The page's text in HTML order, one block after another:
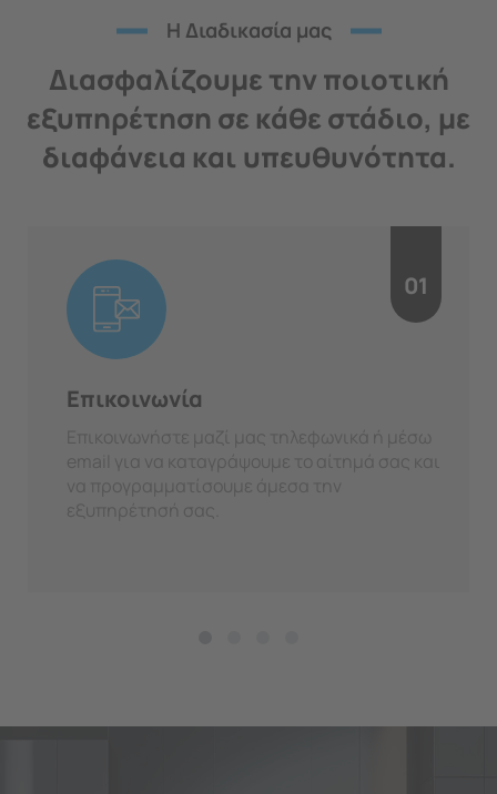
H Διαδικασία μας
Διασφαλίζουμε την ποιοτική
εξυπηρέτηση σε κάθε στάδιο, με
διαφάνεια και υπευθυνότητα.
01
Επικοινωνία
Επικοινωνήστε μαζί μας τηλεφωνικά ή μέσω
email για να καταγράψουμε το αίτημά σας και
να προγραμματίσουμε άμεσα την
εξυπηρέτησή σας.